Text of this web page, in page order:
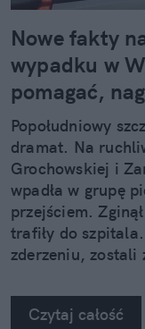
Nowe fakty
wypadku w
pomagać,
Popołudniowy
dramat. Na
Grochowskiej i
wpadła w grupę
przejściem.
trafiły do
zderzeniu, zostali
Czytaj całość